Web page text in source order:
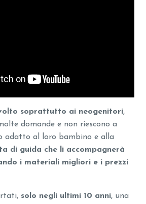
soprattutto ai neogenitori,
domande e non riescono a
adatto al loro bambino e alla
di guida che li accompagnerà
i materiali migliori e i prezzi
solo negli ultimi 10 anni, una